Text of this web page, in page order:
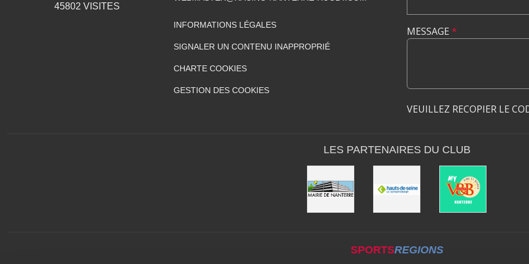
45802 VISITES
INFORMATIONS LÉGALES
SIGNALER UN CONTENU INAPPROPRIÉ
CHARTE COOKIES
GESTION DES COOKIES
MESSAGE *
VEUILLEZ RECOPIER LE
LES PARTENAIRES DU CLUB
SPORTSREGIONS